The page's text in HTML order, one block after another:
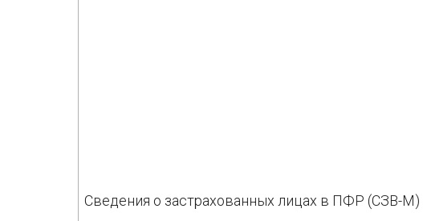
Сведения о застрахованных лицах в ПФР (СЗВ-М)